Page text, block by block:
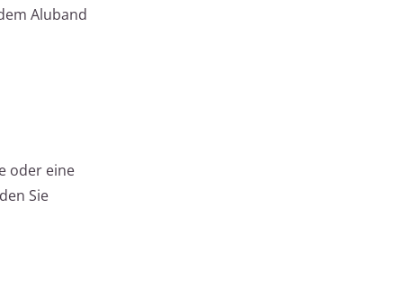
Aluband
oder eine
Sie